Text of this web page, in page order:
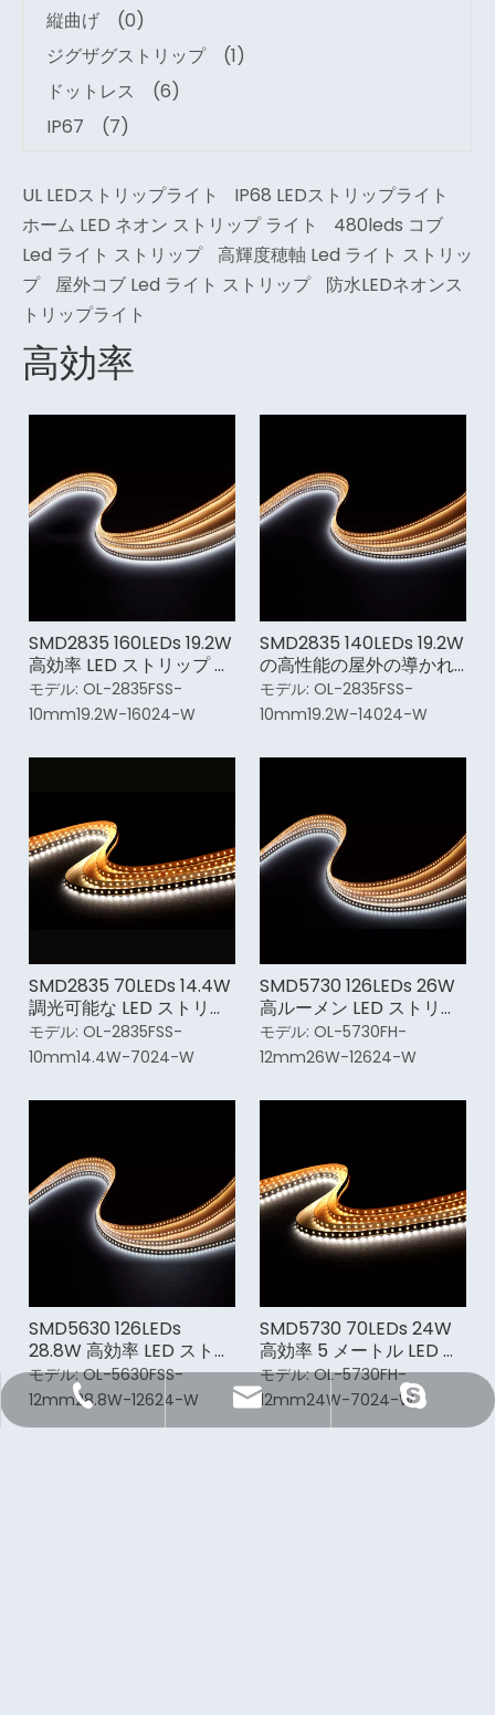
縦曲げ
(0)
ジグザグストリップ
(1)
ドットレス
(6)
IP67
(7)
UL LEDストリップライト
IP68 LEDストリップライト
ホーム LED ネオン ストリップ ライト
480leds コブ
Led ライト ストリップ
高輝度穂軸 Led ライト ストリッ
プ
屋外コブ Led ライト ストリップ
防水LEDネオンス
トリップライト
高効率
SMD2835 160LEDs 19.2W
高効率 LED ストリップ ラ
イト
モデル: OL-2835FSS-
10mm19.2W-16024-W
SMD2835 140LEDs 19.2W
の高性能の屋外の導かれ
たストリップ ライト
モデル: OL-2835FSS-
10mm19.2W-14024-W
SMD2835 70LEDs 14.4W
調光可能な LED ストリッ
プ ライト
モデル: OL-2835FSS-
10mm14.4W-7024-W
SMD5730 126LEDs 26W
高ルーメン LED ストリッ
プ ライト
モデル: OL-5730FH-
12mm26W-12624-W
SMD5630 126LEDs
28.8W 高効率 LED ストリ
ップ ライト
モデル: OL-5630FSS-
12mm28.8W-12624-W
SMD5730 70LEDs 24W
高効率 5 メートル LED ス
トリップ ライト
モデル: OL-5730FH-
12mm24W-7024-W
+86 21 63166512
Sale@orientlighting.com
orientlightingィング